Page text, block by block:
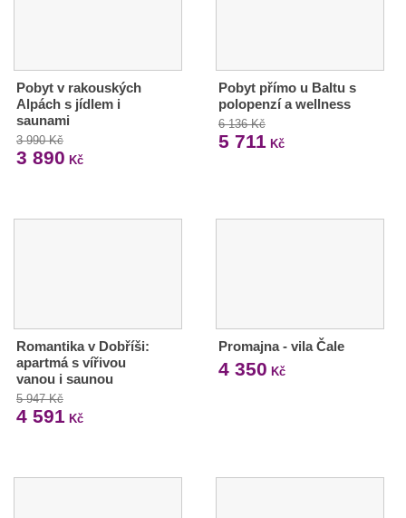
Pobyt v rakouských
Alpách s jídlem i
saunami
3 990 Kč
3 890 Kč
Pobyt přímo u Baltu s
polopenzí a wellness
6 136 Kč
5 711 Kč
Romantika v Dobříši:
apartmá s vířivou
vanou i saunou
5 947 Kč
4 591 Kč
Promajna - vila Čale
4 350 Kč